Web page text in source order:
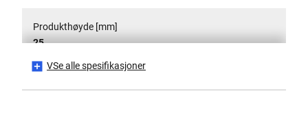
Produkthøyde [mm]
25
VSe alle spesifikasjoner